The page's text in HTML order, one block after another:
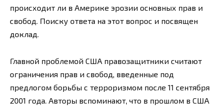
происходит ли в Америке эрозии основных прав и
свобод. Поиску ответа на этот вопрос и посвящен
доклад.
Главной проблемой США правозащитники считают
ограничения прав и свобод, введенные под
предлогом борьбы с терроризмом после 11 сентября
2001 года. Авторы вспоминают, что в прошлом в США